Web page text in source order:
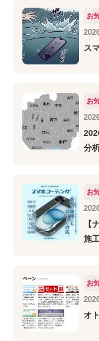
お
ス
お
分
お
【
施
お
オ